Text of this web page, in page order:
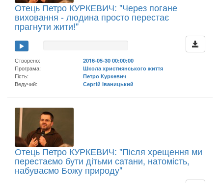
Отець Петро КУРКЕВИЧ: "Через погане
виховання - людина просто перестає
прагнути жити!"
Створено:
2016-05-30 00:00:00
Програма:
Школа християнського життя
Гість:
Петро Куркевич
Ведучий:
Сергій Іваницький
Отець Петро КУРКЕВИЧ: "Після хрещення ми
перестаємо бути дітьми сатани, натомість,
набуваємо Божу природу"